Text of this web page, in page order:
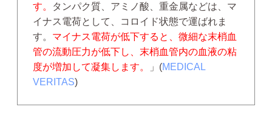
す。
タンパク質、アミノ酸、重金属などは、マ
イナス電荷として、コロイド状態で運ばれま
す。 マイナス電荷が低下すると、微細な末梢血
管の流動圧力が低下し、末梢血管内の血液の粘
度が増加して凝集します。
」(MEDICAL
VERITAS)